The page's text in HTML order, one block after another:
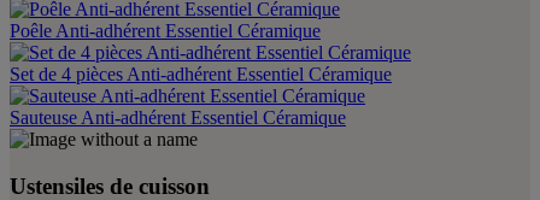
Poêle Anti-adhérent Essentiel Céramique
Set de 4 pièces Anti-adhérent Essentiel Céramique
Sauteuse Anti-adhérent Essentiel Céramique
Ustensiles de cuisson